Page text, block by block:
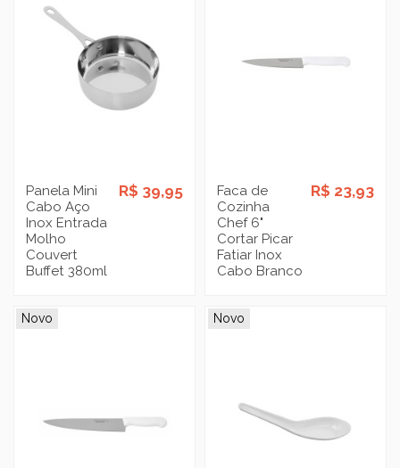
Panela Mini
Cabo Aço
Inox Entrada
Molho
Couvert
Buffet 380ml
R$ 39,95
Faca de
Cozinha
Chef 6"
Cortar Picar
Fatiar Inox
Cabo Branco
R$ 23,93
Novo Novo